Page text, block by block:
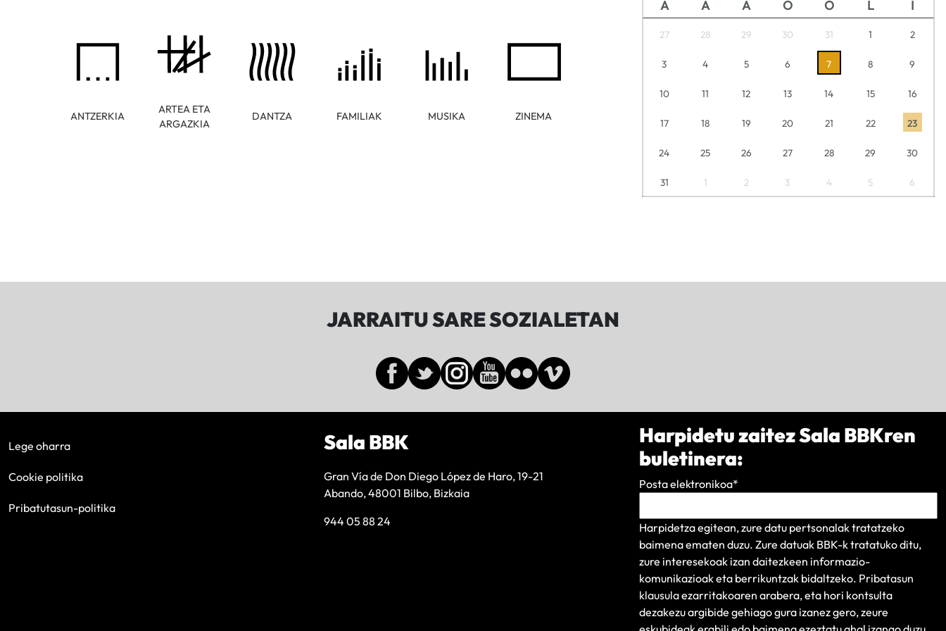
ANTZERKIA
ARTEA ETA
ARGAZKIA
DANTZA FAMILIAK MUSIKA ZINEMA
A A A O O L I
27 28 29 30 31 1 2
3 4 5 6 7 8 9
10 11 12 13 14 15 16
17 18 19 20 21 22 23
24 25 26 27 28 29 30
31 1 2 3 4 5 6
JARRAITU SARE SOZIALETAN
Lege oharra
Cookie politika
Pribatutasun-politika
Sala BBK
Gran Vía de Don Diego López de Haro, 19-21
Abando, 48001 Bilbo, Bizkaia
944 05 88 24
Harpidetu zaitez Sala BBKren
buletinera:
Posta elektronikoa*
Harpidetza egitean, zure datu pertsonalak tratatzeko
baimena ematen duzu. Zure datuak BBK-k tratatuko ditu,
zure interesekoak izan daitezkeen informazio-
komunikazioak eta berrikuntzak bidaltzeko. Pribatasun
klausulaezarritakoaren arabera, eta hori kontsulta
dezakezu argibide gehiago gura izanez gero, zeure